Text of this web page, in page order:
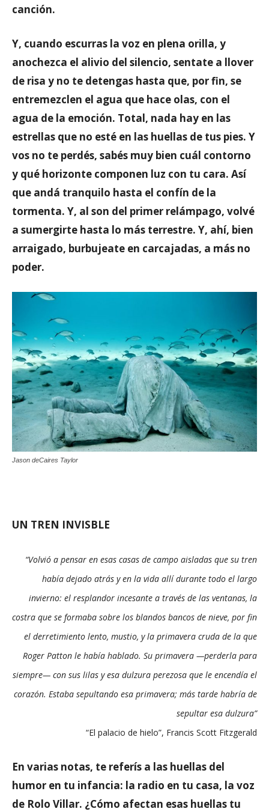
canción.
Y, cuando escurras la voz en plena orilla, y
anochezca el alivio del silencio, sentate a llover
de risa y no te detengas hasta que, por fin, se
entremezclen el agua que hace olas, con el
agua de la emoción. Total, nada hay en las
estrellas que no esté en las huellas de tus pies. Y
vos no te perdés, sabés muy bien cuál contorno
y qué horizonte componen luz con tu cara. Así
que andá tranquilo hasta el confín de la
tormenta. Y, al son del primer relámpago, volvé
a sumergirte hasta lo más terrestre. Y, ahí, bien
arraigado, burbujeate en carcajadas, a más no
poder.
Jason deCaires Taylor
UN TREN INVISBLE
“Volvió a pensar en esas casas de campo aisladas que su tren
había dejado atrás y en la vida allí durante todo el largo
invierno: el resplandor incesante a través de las ventanas, la
costra que se formaba sobre los blandos bancos de nieve, por fin
el derretimiento lento, mustio, y la primavera cruda de la que
Roger Patton le había hablado. Su primavera —perderla para
siempre— con sus lilas y esa dulzura perezosa que le encendía el
corazón. Estaba sepultando esa primavera; más tarde habría de
sepultar esa dulzura”
“El palacio de hielo”, Francis Scott Fitzgerald
En varias notas, te referís a las huellas del
humor en tu infancia: la radio en tu casa, la voz
de Rolo Villar. ¿Cómo afectan esas huellas tu